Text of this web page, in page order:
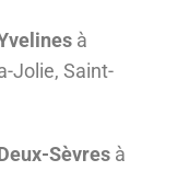
à
Jolie, Saint-
Sèvres à